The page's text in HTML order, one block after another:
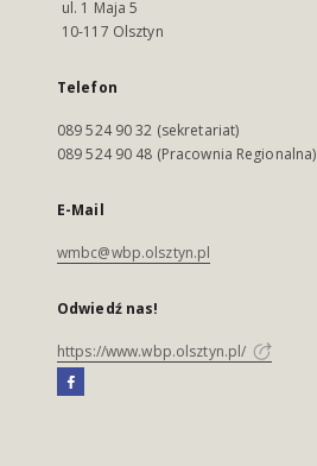
ul. 1 Maja 5
10-117 Olsztyn
Telefon
089 524 90 32 (sekretariat)
089 524 90 48 (Pracownia Regionalna)
E-Mail
wmbc@wbp.olsztyn.pl
Odwiedź nas!
https://www.wbp.olsztyn.pl/